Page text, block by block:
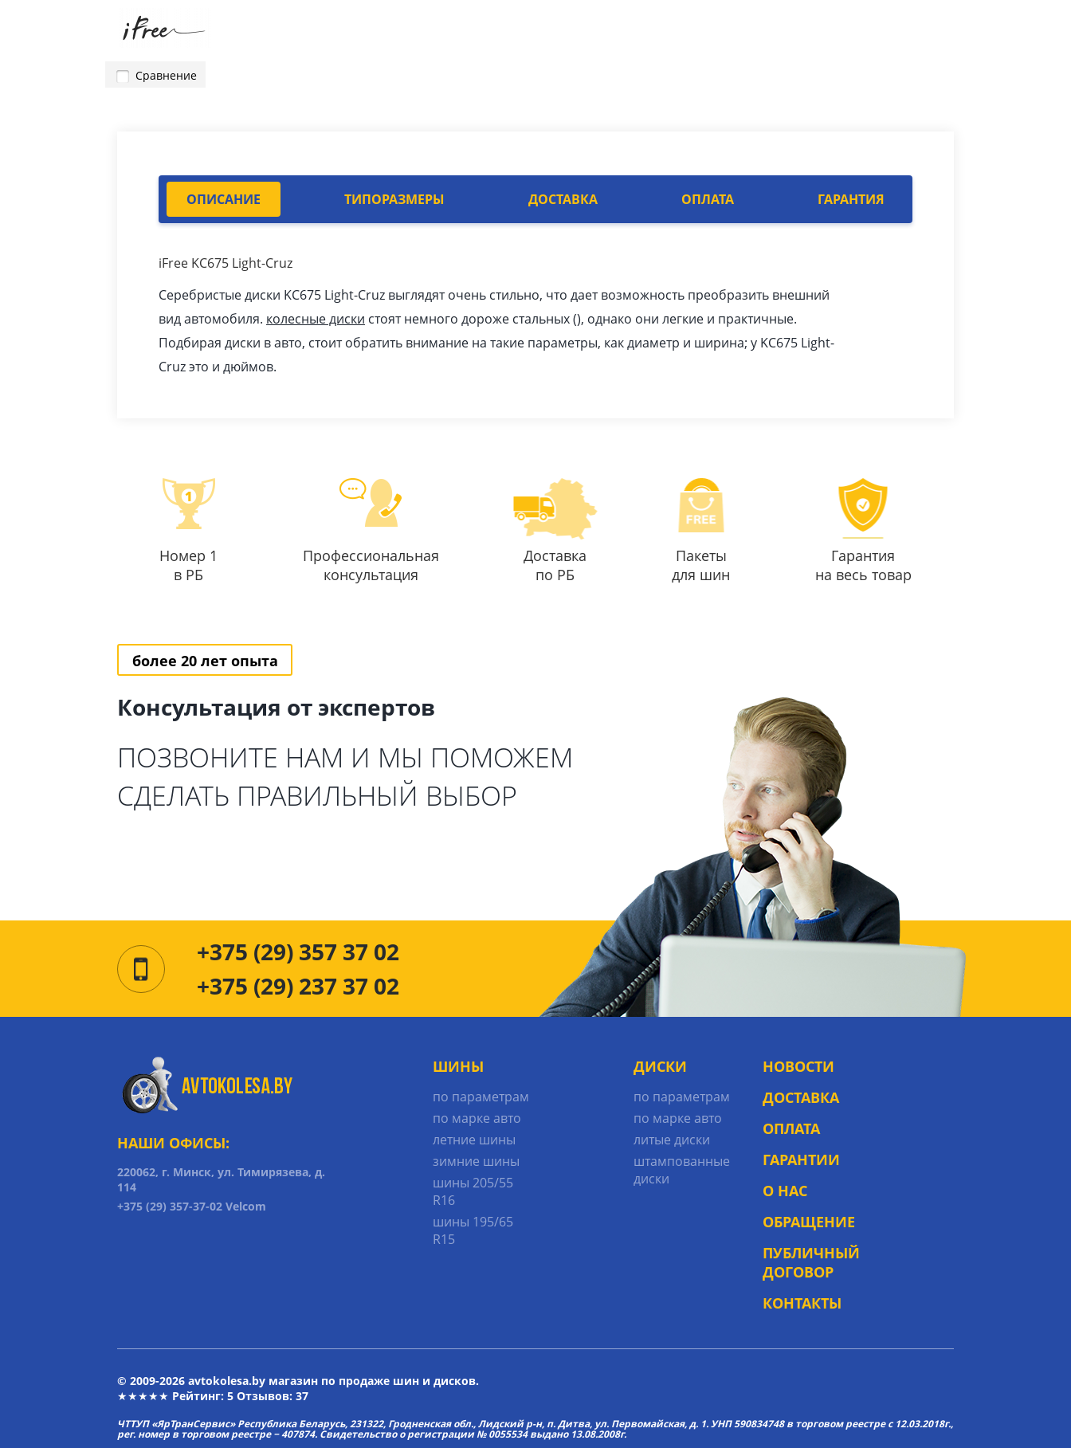
Сравнение
ОПИСАНИЕ ТИПОРАЗМЕРЫ ДОСТАВКА ОПЛАТА ГАРАНТИЯ
iFree KC675 Light-Cruz
Серебристые диски KC675 Light-Cruz выглядят очень стильно, что дает возможность преобразить внешний
вид автомобиля. колесные диски стоят немного дороже стальных (), однако они легкие и практичные.
Подбирая диски в авто, стоит обратить внимание на такие параметры, как диаметр и ширина; у KC675 Light-
Cruz это и дюймов.
Номер 1
в РБ
Профессиональная
консультация
Доставка
по РБ
Пакеты
для шин
Гарантия
на весь товар
более 20 лет опыта
Консультация от экспертов
ПОЗВОНИТЕ НАМ И МЫ ПОМОЖЕМ
СДЕЛАТЬ ПРАВИЛЬНЫЙ ВЫБОР
+375 (29) 357 37 02
+375 (29) 237 37 02
НАШИ ОФИСЫ:
220062, г. Минск, ул. Тимирязева, д.
114
+375 (29) 357-37-02 Velcom
ШИНЫ
по параметрам
по марке авто
летние шины
зимние шины
шины 205/55
R16
шины 195/65
R15
ДИСКИ
по параметрам
по марке авто
литые диски
штампованные
диски
НОВОСТИ
ДОСТАВКА
ОПЛАТА
ГАРАНТИИ
О НАС
ОБРАЩЕНИЕ
ПУБЛИЧНЫЙ
ДОГОВОР
КОНТАКТЫ
© 2009-2026 avtokolesa.by магазин по продаже шин и дисков.
★★★★★ Рейтинг: 5 Отзывов: 37
ЧТТУП «ЯрТранСервис» Республика Беларусь, 231322, Гродненская обл., Лидский р-н, п. Дитва, ул. Первомайская, д. 1. УНП 590834748 в торговом реестре с 12.03.2018г.,
рег. номер в торговом реестре − 407874. Свидетельство о регистрации № 0055534 выдано 13.08.2008г.